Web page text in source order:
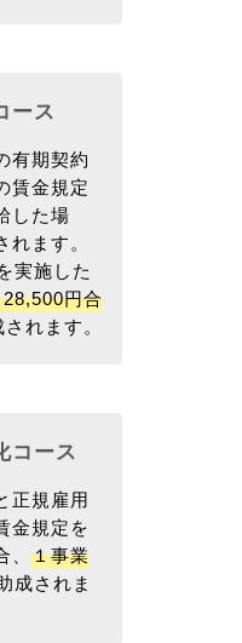
ース
有期契約
賃金規定
した場
れます。
実施した
円合
れます。
コース
正規雇用
金規定を
１事業
成されま